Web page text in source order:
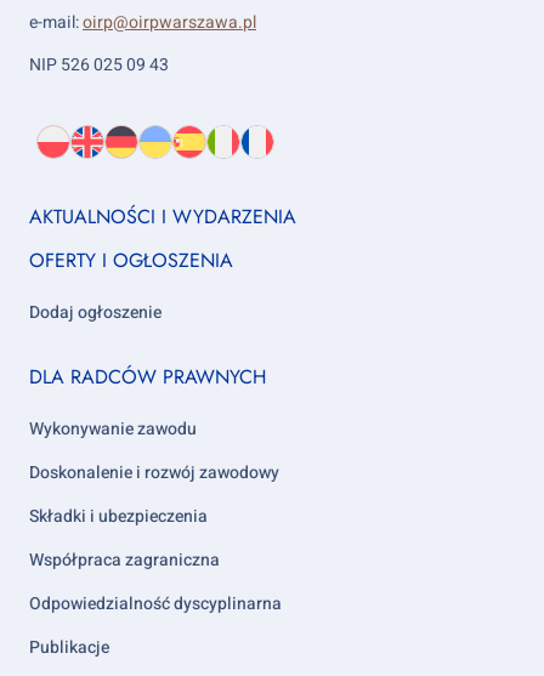
e-mail:oirp@oirpwarszawa.pl
NIP 526 025 09 43
Wybierz
język:
PL
O
EN
About
DE
About
UK
About
ES
About
IT
About
FR
About
Footer
1
AKTUALNOŚCI I WYDARZENIA
OFERTY I OGŁOSZENIA
Dodaj ogłoszenie
Footer
2
DLA RADCÓW PRAWNYCH
Wykonywanie zawodu
Doskonalenie i rozwój zawodowy
Składki i ubezpieczenia
Współpraca zagraniczna
Odpowiedzialność dyscyplinarna
Publikacje